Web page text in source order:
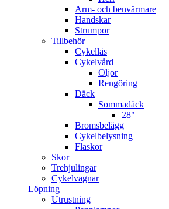
Arm- och benvärmare
Handskar
Strumpor
Tillbehör
Cykellås
Cykelvård
Oljor
Rengöring
Däck
Sommadäck
28"
Bromsbelägg
Cykelbelysning
Flaskor
Skor
Trehjulingar
Cykelvagnar
Löpning
Utrustning